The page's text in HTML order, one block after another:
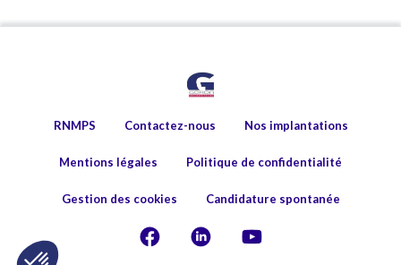
RNMPS Contactez-nous Nos implantations
Mentions légales Politique de confidentialité
Gestion des cookies Candidature spontanée